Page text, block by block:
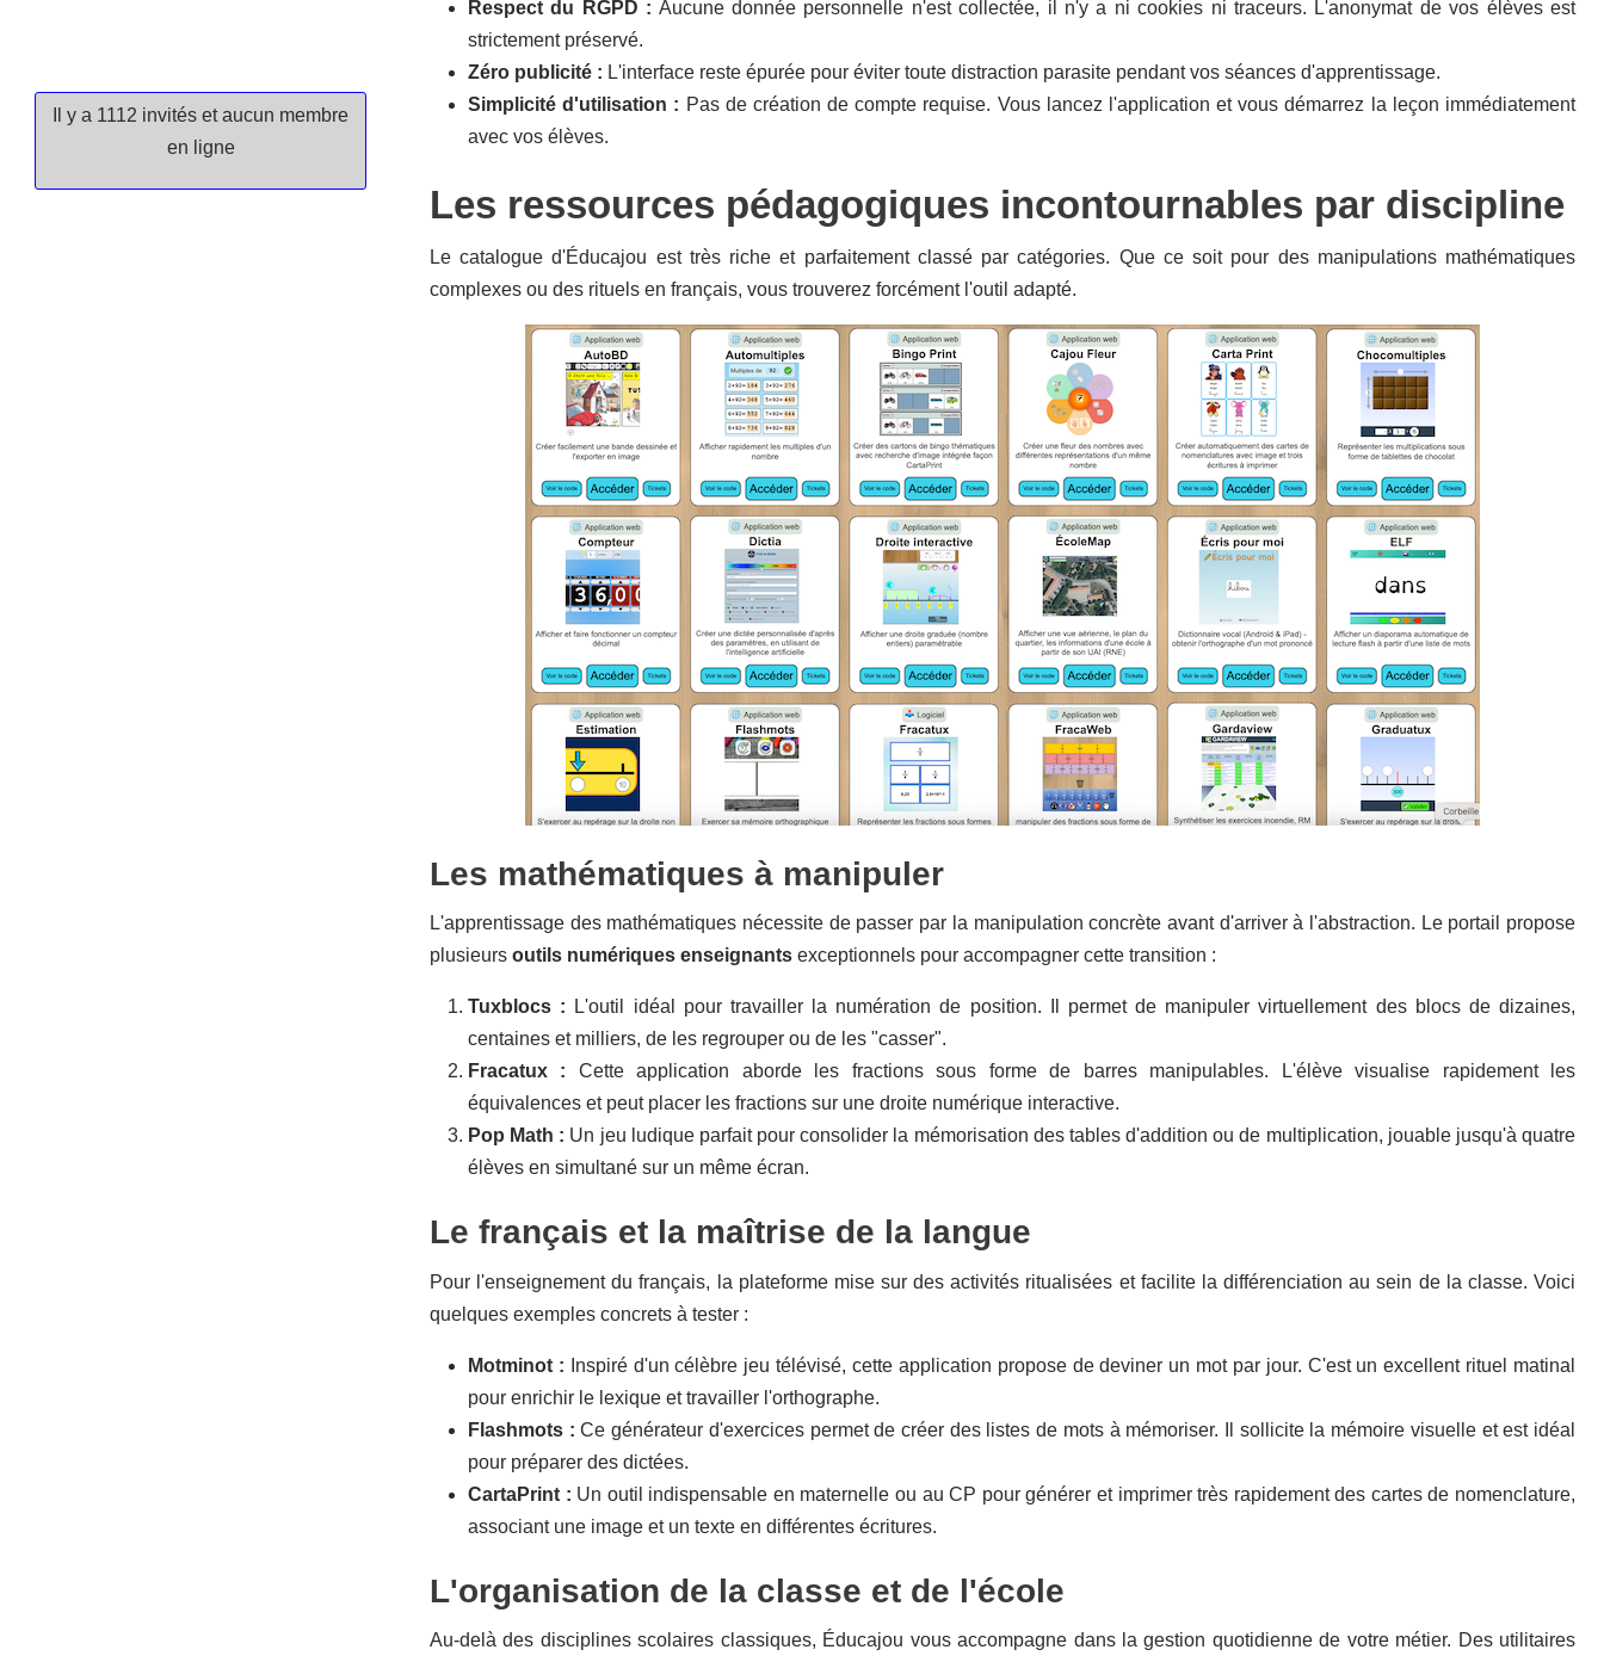
Il y a 1112 invités et aucun membre
en ligne
Respect du RGPD : Aucune donnée personnelle n'est collectée, il n'y a ni cookies ni traceurs. L'anonymat de vos élèves est
strictement préservé.
Zéro publicité : L'interface reste épurée pour éviter toute distraction parasite pendant vos séances d'apprentissage.
Simplicité d'utilisation : Pas de création de compte requise. Vous lancez l'application et vous démarrez la leçon immédiatement
avec vos élèves.
Les ressources pédagogiques incontournables par discipline
Le catalogue d'Éducajou est très riche et parfaitement classé par catégories. Que ce soit pour des manipulations mathématiques
complexes ou des rituels en français, vous trouverez forcément l'outil adapté.
Les mathématiques à manipuler
L'apprentissage des mathématiques nécessite de passer par la manipulation concrète avant d'arriver à l'abstraction. Le portail propose
plusieurs outils numériques enseignants exceptionnels pour accompagner cette transition :
Tuxblocs : L'outil idéal pour travailler la numération de position. Il permet de manipuler virtuellement des blocs de dizaines,
centaines et milliers, de les regrouper ou de les "casser".
Fracatux : Cette application aborde les fractions sous forme de barres manipulables. L'élève visualise rapidement les
équivalences et peut placer les fractions sur une droite numérique interactive.
Pop Math : Un jeu ludique parfait pour consolider la mémorisation des tables d'addition ou de multiplication, jouable jusqu'à quatre
élèves en simultané sur un même écran.
Le français et la maîtrise de la langue
Pour l'enseignement du français, la plateforme mise sur des activités ritualisées et facilite la différenciation au sein de la classe. Voici
quelques exemples concrets à tester :
Motminot : Inspiré d'un célèbre jeu télévisé, cette application propose de deviner un mot par jour. C'est un excellent rituel matinal
pour enrichir le lexique et travailler l'orthographe.
Flashmots : Ce générateur d'exercices permet de créer des listes de mots à mémoriser. Il sollicite la mémoire visuelle et est idéal
pour préparer des dictées.
CartaPrint : Un outil indispensable en maternelle ou au CP pour générer et imprimer très rapidement des cartes de nomenclature,
associant une image et un texte en différentes écritures.
L'organisation de la classe et de l'école
Au-delà des disciplines scolaires classiques, Éducajou vous accompagne dans la gestion quotidienne de votre métier. Des utilitaires